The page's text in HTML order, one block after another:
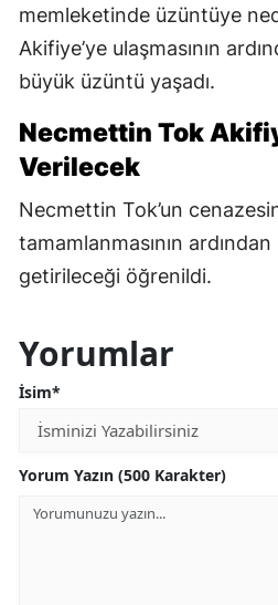
memleketinde üzüntüye
Akifiye’ye ulaşmasının
büyük üzüntü yaşadı.
Necmettin Tok
Verilecek
Necmettin Tok’un
tamamlanmasının
getirileceği öğrenildi.
Yorumlar
İsim*
Yorum Yazın (500 Karakter)